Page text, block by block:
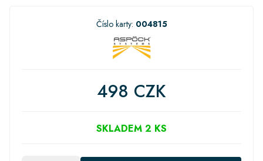
Číslo karty: 004815
498 CZK
SKLADEM 2 KS